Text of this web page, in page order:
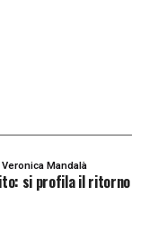
Veronica Mandalà
si profila il ritorno